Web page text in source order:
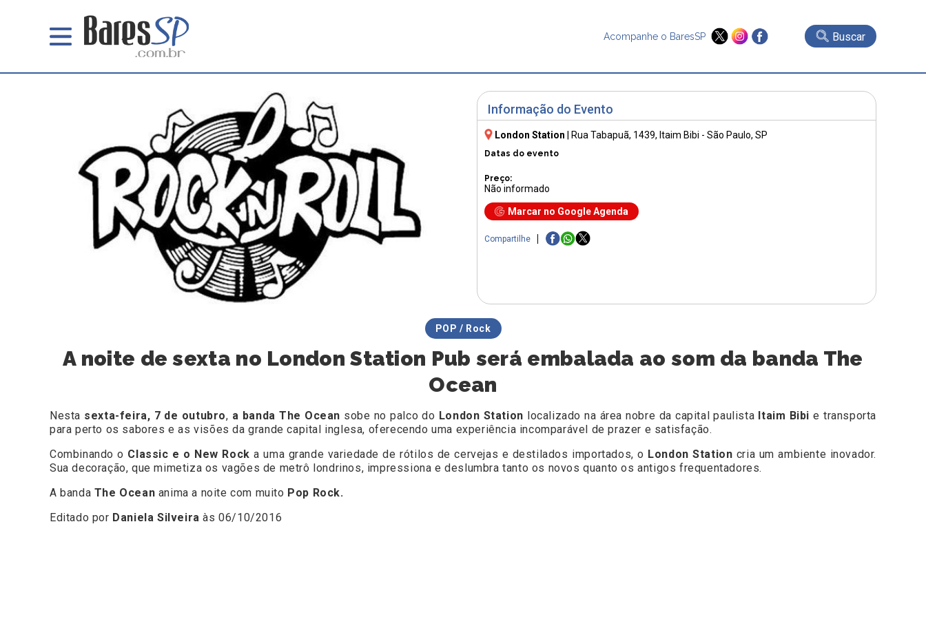
Acompanhe o BaresSP Buscar
Informação do Evento
London Station Rua Tabapuã, 1439, Itaim Bibi - São Paulo, SP
Datas do evento
Preço:
Não informado
Marcar no Google Agenda
Compartilhe
POP / Rock
A noite de sexta no London Station Pub será embalada ao som da banda The
Ocean
Nesta sexta-feira, 7 de outubro, a banda The Ocean sobe no palco do London Station localizado na área nobre da capital paulista Itaim Bibi e transporta
para perto os sabores e as visões da grande capital inglesa, oferecendo uma experiência incomparável de prazer e satisfação.
Combinando o Classic e o New Rock a uma grande variedade de rótilos de cervejas e destilados importados, o London Station cria um ambiente inovador.
Sua decoração, que mimetiza os vagões de metrô londrinos, impressiona e deslumbra tanto os novos quanto os antigos frequentadores.
A banda The Ocean anima a noite com muito Pop Rock.
Editado por Daniela Silveira às 06/10/2016